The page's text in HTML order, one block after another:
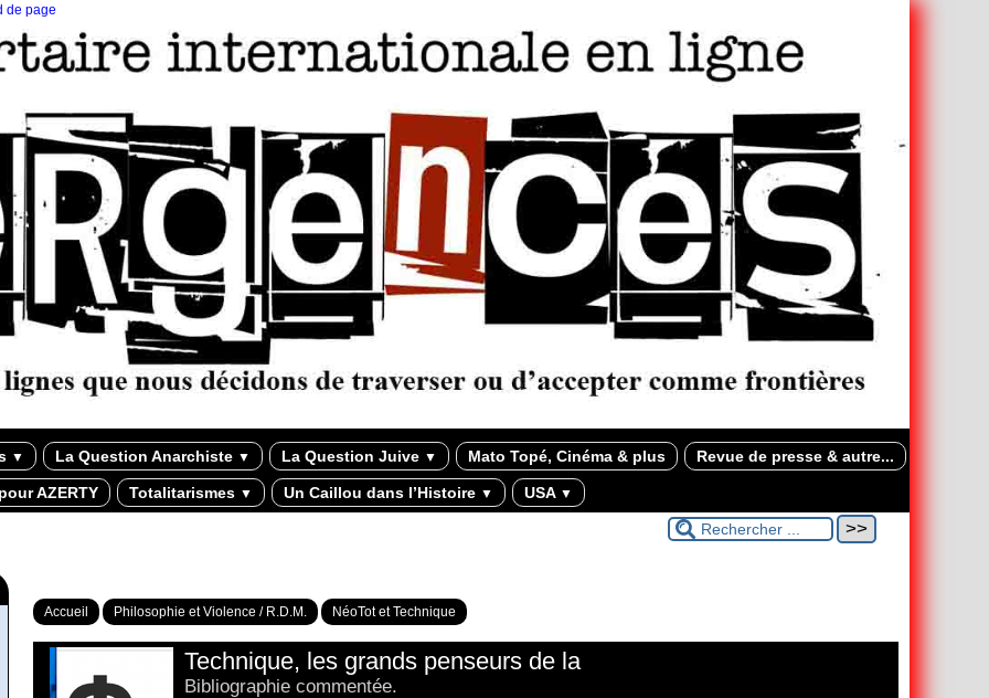
de page
▼ La Question Anarchiste ▼ La Question Juive ▼ Mato Topé, Cinéma & plus Revue de presse & autre...
AZERTY Totalitarismes ▼ Un Caillou dans l’Histoire ▼ USA ▼
Accueil Philosophie et Violence / R.D.M. NéoTot et Technique
Technique, les grands penseurs de la
Bibliographie commentée.